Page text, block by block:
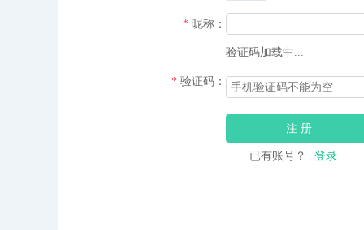
* 昵称：
验证码加载中...
* 验证码：
已有账号？ 登录